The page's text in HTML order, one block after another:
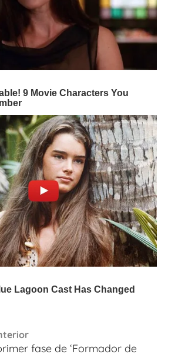
fase de ‘Formador de